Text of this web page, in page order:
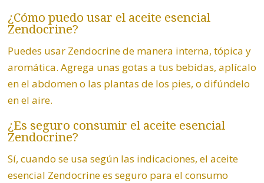
¿Cómo puedo usar el aceite esencial
Zendocrine?
Puedes usar Zendocrine de manera interna, tópica y
aromática. Agrega unas gotas a tus bebidas, aplícalo
en el abdomen o las plantas de los pies, o difúndelo
en el aire.
¿Es seguro consumir el aceite esencial
Zendocrine?
Sí, cuando se usa según las indicaciones, el aceite
esencial Zendocrine es seguro para el consumo